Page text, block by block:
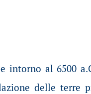
intorno al 6500
delle terre